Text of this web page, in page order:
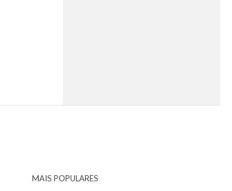
MAIS POPULARES